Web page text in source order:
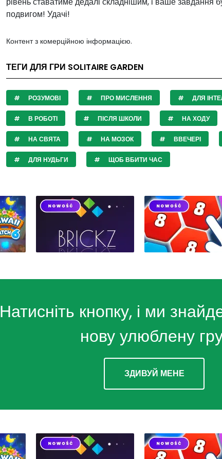
подвигом! Удачі!
Контент з комерційною інформацією.
ТЕГИ ДЛЯ ГРИ SOLITAIRE GARDEN
РОЗУМОВІ ПРО МИСЛЕННЯ ДЛЯ
В РОБОТІ ПІСЛЯ ШКОЛИ НА ХОДУ
НА СВЯТА НА МОЗОК ВВЕЧЕРІ
ДЛЯ НУДЬГИ ЩОБ ВБИТИ ЧАС
Натисніть кнопку, і ми
нову улюблену
ЗДИВУЙ МЕНЕ